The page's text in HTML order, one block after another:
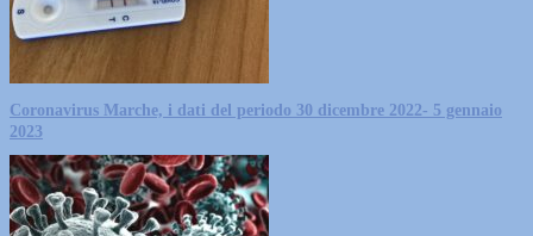
Coronavirus Marche, i dati del periodo 30 dicembre 2022- 5 gennaio
2023